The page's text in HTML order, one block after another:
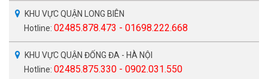
KHU VỰC QUẬN LONG BIÊN
Hotline: 02485.878.473 - 01698.222.668
KHU VỰC QUẬN ĐỐNG ĐA - HÀ NỘI
Hotline: 02485.875.330 - 0902.031.550